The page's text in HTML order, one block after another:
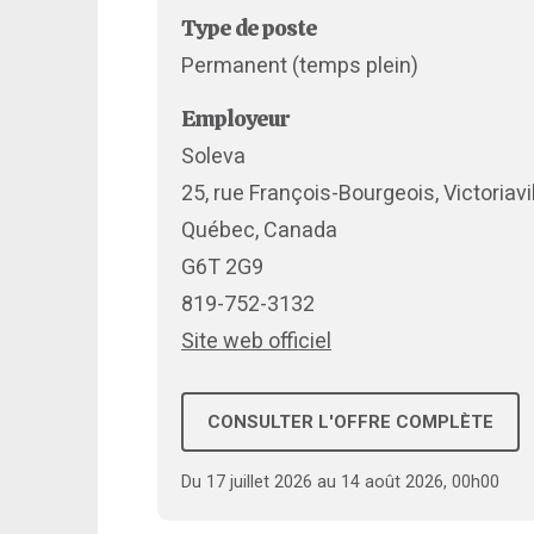
Type de poste
Permanent (temps plein)
Employeur
Soleva
25, rue François-Bourgeois,
Québec, Canada
G6T 2G9
819-752-3132
Site web officiel
CONSULTER L'OFFRE COMPLÈTE
Du 17 juillet 2026 au 14 août 2026, 00h00